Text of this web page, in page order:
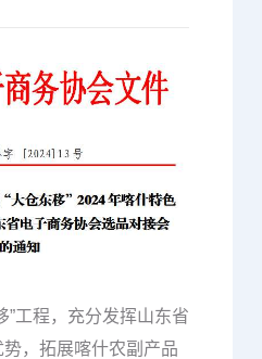
”工程，充分发挥山东省
，拓展喀什农副产品